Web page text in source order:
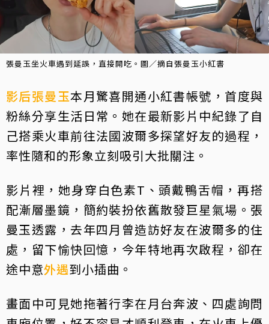
張曼玉坐火車遇到延誤，直接開吃。圖／摘自張曼玉小紅書
影后張曼玉本月驚喜開通小紅書帳號，首度與
粉絲分享生活日常。她在最新影片中紀錄了自
己搭乘火車前往法國波爾多探望好友的過程，
率性隨和的形象立刻吸引大批關注。
影片裡，她身穿白色素T、頭戴鴨舌帽，再搭
配漸層墨鏡，簡約裝扮依舊散發巨星氣場。張
曼玉透露，去年四月曾造訪好友在波爾多的住
處，留下愉快回憶，今年特地再次啟程，卻在
途中意外遇到小插曲。
畫面中可見她拖著行李在月台奔波、四處詢問